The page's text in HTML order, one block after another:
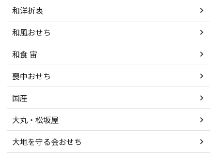
和洋折衷
和風おせち
和食 宙
喪中おせち
国産
大丸・松坂屋
大地を守る会おせち